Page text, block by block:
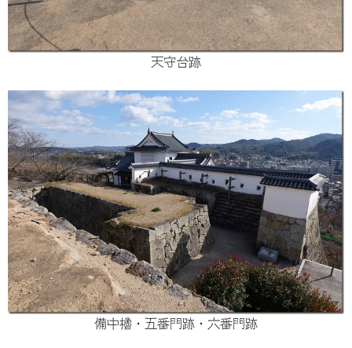
天守台跡
備中櫓・五番門跡・六番門跡